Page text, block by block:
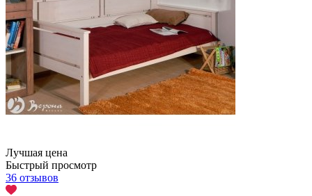
Лучшая цена
Быстрый просмотр
36 отзывов